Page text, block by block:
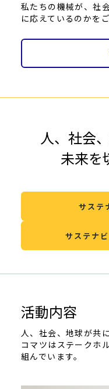
私たちの機械が、社
に応えているのかを
人、社会
未来を
サステ
サステナ
活動内容
人、社会、地球が共
コマツはステークホ
組んでいます。